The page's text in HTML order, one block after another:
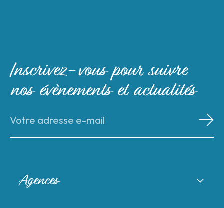
Agences
Inscrivez-vous pour suivre
nos évènements et actualités